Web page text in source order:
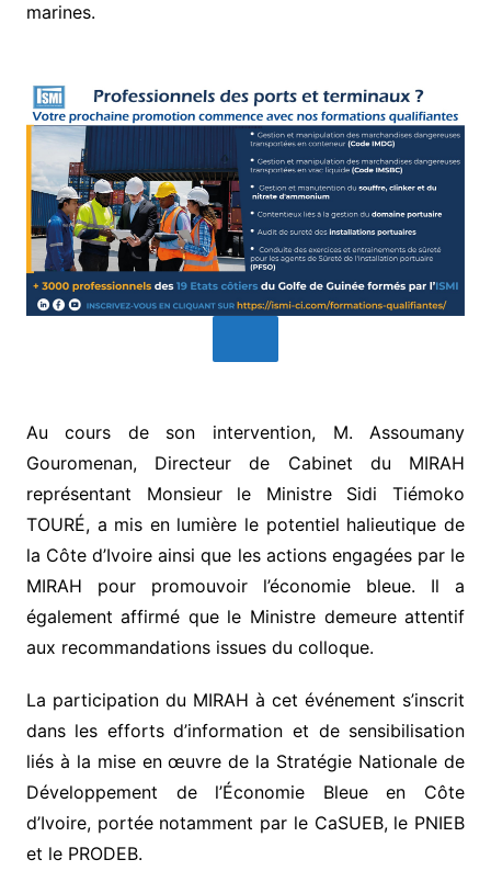
marines.
Au cours de son intervention, M. Assoumany
Gouromenan, Directeur de Cabinet du MIRAH
représentant Monsieur le Ministre Sidi Tiémoko
TOURÉ, a mis en lumière le potentiel halieutique de
la Côte d’Ivoire ainsi que les actions engagées par le
MIRAH pour promouvoir l’économie bleue. Il a
également affirmé que le Ministre demeure attentif
aux recommandations issues du colloque.
La participation du MIRAH à cet événement s’inscrit
dans les efforts d’information et de sensibilisation
liés à la mise en œuvre de la Stratégie Nationale de
Développement de l’Économie Bleue en Côte
d’Ivoire, portée notamment par le CaSUEB, le PNIEB
et le PRODEB.